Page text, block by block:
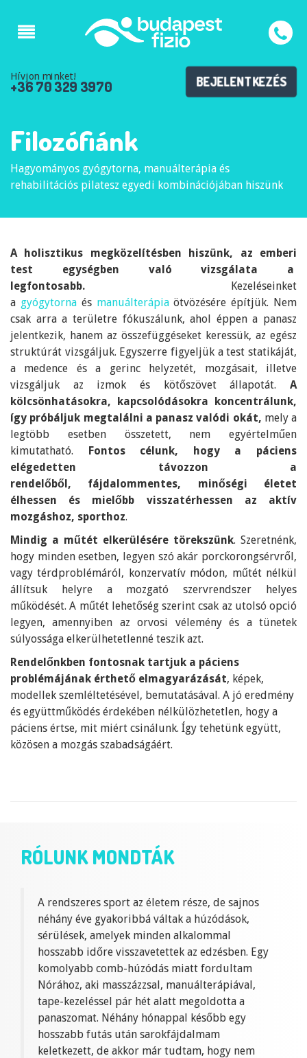
Hívjon minket!
+36 70 329 3970 BEJELENTKEZÉS
Filozófiánk
Hagyományos gyógytorna, manuálterápia és
rehabilitációs pilatesz egyedi kombinációjában hiszünk
A holisztikus megközelítésben hiszünk, az emberi
test egységben való vizsgálata a
legfontosabb. Kezeléseinket
a gyógytornaés manuálterápiaötvözésére építjük. Nem
csak arra a területre fókuszálunk, ahol éppen a panasz
jelentkezik, hanem az összefüggéseket keressük, az egész
struktúrát vizsgáljuk. Egyszerre figyeljük a test statikáját,
a medence és a gerinc helyzetét, mozgásait, illetve
vizsgáljuk az izmok és kötőszövet állapotát. A
kölcsönhatásokra, kapcsolódásokra koncentrálunk,
így próbáljuk megtalálni a panasz valódi okát, mely a
legtöbb esetben összetett, nem egyértelműen
kimutatható. Fontos célunk, hogy a páciens
elégedetten távozzon a
rendelőből, fájdalommentes, minőségi életet
élhessen és mielőbb visszatérhessen az aktív
mozgáshoz, sporthoz.
Mindig a műtét elkerülésére törekszünk. Szeretnénk,
hogy minden esetben, legyen szó akár porckorongsérvről,
vagy térdproblémáról, konzervatív módon, műtét nélkül
állítsuk helyre a mozgató szervrendszer helyes
működését. A műtét lehetőség szerint csak az utolsó opció
legyen, amennyiben az orvosi vélemény és a tünetek
súlyossága elkerülhetetlenné teszik azt.
Rendelőnkben fontosnak tartjuk a páciens
problémájának érthető elmagyarázását, képek,
modellek szemléltetésével, bemutatásával. A jó eredmény
és együttműködés érdekében nélkülözhetetlen, hogy a
páciens értse, mit miért csinálunk. Így tehetünk együtt,
közösen a mozgás szabadságáért.
RÓLUNK MONDTÁK
A rendszeres sport az életem része, de sajnos
néhány éve gyakoribbá váltak a húzódások,
sérülések, amelyek minden alkalommal
hosszabb időre visszavetettek az edzésben. Egy
komolyabb comb-húzódás miatt fordultam
Nórához, aki masszázzsal, manuálterápiával,
tape-kezeléssel pár hét alatt megoldotta a
panaszomat. Néhány hónappal később egy
hosszabb futás után sarokfájdalmam
keletkezett, de akkor már tudtam, hogy nem